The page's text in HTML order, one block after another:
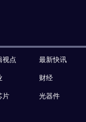
视点 最新快讯
财经
片 光器件